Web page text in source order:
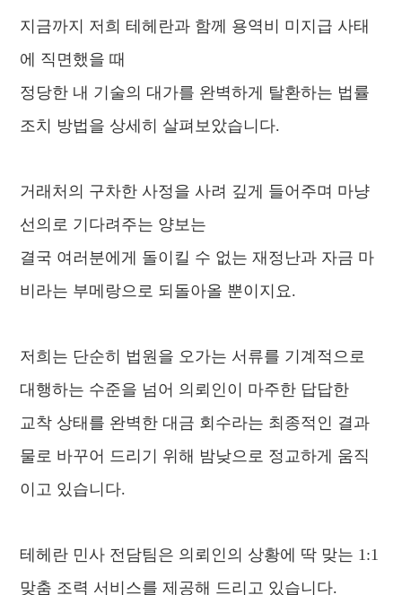
지금까지 저희 테헤란과 함께 용역비 미지급 사태
에 직면했을 때
정당한 내 기술의 대가를 완벽하게 탈환하는 법률
조치 방법을 상세히 살펴보았습니다.
거래처의 구차한 사정을 사려 깊게 들어주며 마냥
선의로 기다려주는 양보는
결국 여러분에게 돌이킬 수 없는 재정난과 자금 마
비라는 부메랑으로 되돌아올 뿐이지요.
저희는 단순히 법원을 오가는 서류를 기계적으로
대행하는 수준을 넘어 의뢰인이 마주한 답답한
교착 상태를 완벽한 대금 회수라는 최종적인 결과
물로 바꾸어 드리기 위해 밤낮으로 정교하게 움직
이고 있습니다.
테헤란 민사 전담팀은 의뢰인의 상황에 딱 맞는 1:1
맞춤 조력 서비스를 제공해 드리고 있습니다.